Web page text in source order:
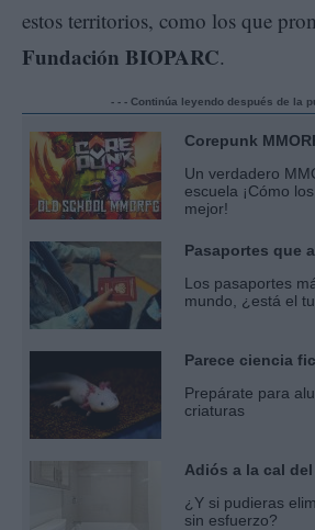
estos territorios, como los que
Fundación BIOPARC.
- - - Continúa leyendo después de la
Corepunk
Un verdadero
escuela ¡Cómo
mejor!
Pasaportes que
Los pasaportes
mundo, ¿está el
Parece ciencia
Prepárate para
criaturas
Adiós a la cal
¿Y si pudieras
sin esfuerzo?